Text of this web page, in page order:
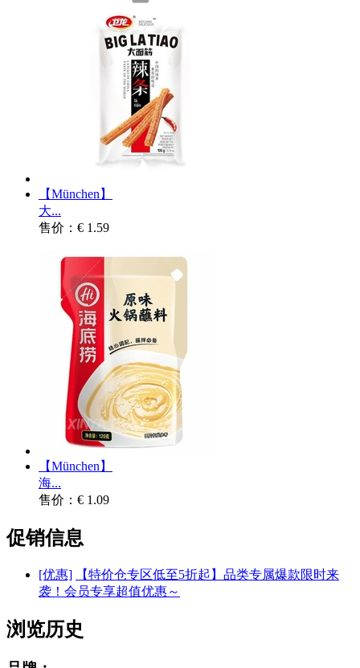
【München】
大...
售价：€ 1.59
【München】
海...
售价：€ 1.09
促销信息
[优惠]
【特价仓专区低至5折起】品类专属爆款限时来
袭！会员专享超值优惠～
浏览历史